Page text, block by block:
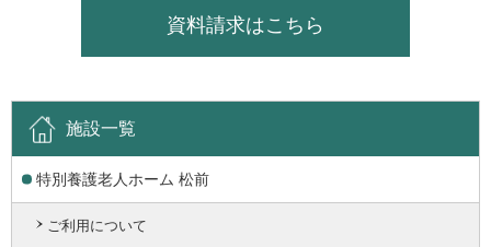
資料請求はこちら
施設一覧
特別養護老人ホーム 松前
ご利用について